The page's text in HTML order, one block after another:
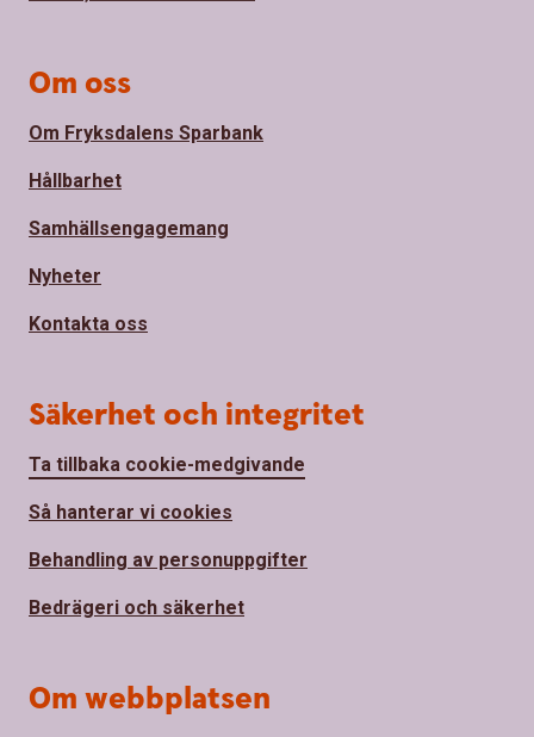
Om oss
Om Fryksdalens Sparbank
Hållbarhet
Samhällsengagemang
Nyheter
Kontakta oss
Säkerhet och integritet
Ta tillbaka cookie-medgivande
Så hanterar vi cookies
Behandling av personuppgifter
Bedrägeri och säkerhet
Om webbplatsen